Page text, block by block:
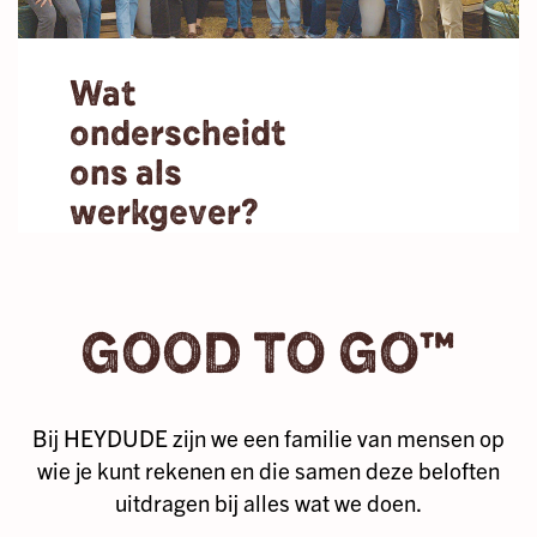
je voeten. We
helpen je graag
vreugdevolle
momenten te
vinden met de
mensen bij wie
je je het meest
Wat
onderscheidt
ons als
werkgever?
brengen ons
verder dan we
gehouden. En
dat laten we niet
onopgemerkt
GOOD TO GO™
Bij HEYDUDE zijn we een familie van mensen op
wie je kunt rekenen en die samen deze beloften
uitdragen bij alles wat we doen.